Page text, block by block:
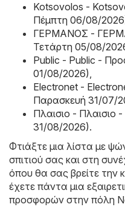
Kotsovolos -
Πέμπτη 06/08/
ΓΕΡΜΑΝΟΣ -
Τετάρτη 05/08/
Public - Public -
01/08/2026),
Electronet -
Παρασκευή 31/07/
Πλαισιο - Πλαισιο
31/08/2026).
Φτιάξτε μια λίστα με
σπιτιού σας και στη
όπου θα σας βρείτε την
έχετε πάντα μια
προσφορών στην πόλη